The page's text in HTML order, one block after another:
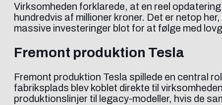
Virksomheden forklarede, at en reel
hundredvis af millioner kroner. Det er netop
massive investeringer blot for at følge med
Fremont produktion Tesla
Fremont produktion Tesla spillede en central
fabriksplads blev koblet direkte til
produktionslinjer til legacy-modeller, hvis de